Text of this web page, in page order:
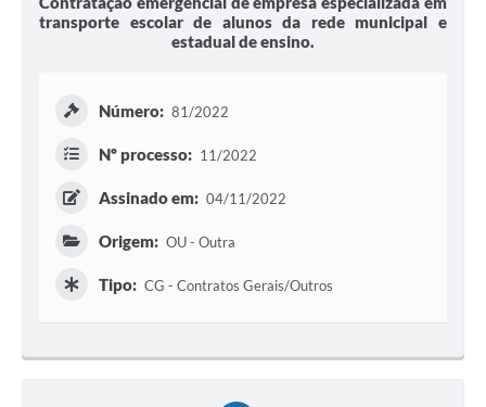
transporte escolar de alunos da rede municipal e
estadual de ensino.
Número: 81/2022
Nº processo: 11/2022
Assinado em: 04/11/2022
Origem: OU - Outra
Tipo: CG - Contratos Gerais/Outros